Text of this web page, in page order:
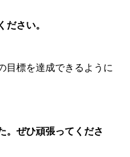
さい。
標を達成できるように
ぜひ頑張ってくださ